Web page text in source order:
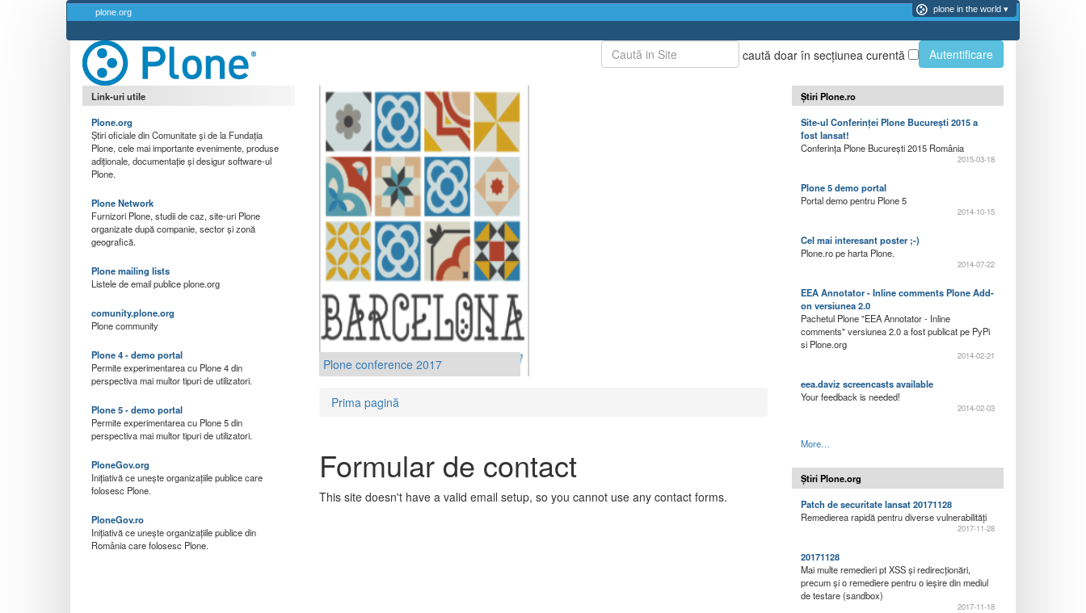
plone.org plone in the world
Autentificare
caută doar în secţiunea curentă
Link-uri utile
Plone.org
Știri oficiale din Comunitate și de la Fundația
Plone, cele mai importante evenimente, produse
adiționale, documentație și desigur software-ul
Plone.
Plone Network
Furnizori Plone, studii de caz, site-uri Plone
organizate după companie, sector și zonă
geografică.
Plone mailing lists
Listele de email publice plone.org
comunity.plone.org
Plone community
Plone 4 - demo portal
Permite experimentarea cu Plone 4 din
perspectiva mai multor tipuri de utilizatori.
Plone 5 - demo portal
Permite experimentarea cu Plone 5 din
perspectiva mai multor tipuri de utilizatori.
PloneGov.org
Inițiativă ce unește organizațiile publice care
folosesc Plone.
PloneGov.ro
Inițiativă ce unește organizațiile publice din
România care folosesc Plone.
Plone conference 2017
Prima pagină
Formular de contact
This site doesn't have a valid email setup, so you cannot use any contact forms.
Știri Plone.ro
Site-ul Conferinței Plone București 2015 a
fost lansat!
Conferința Plone București 2015 România
2015-03-18
Plone 5 demo portal
Portal demo pentru Plone 5
2014-10-15
Cel mai interesant poster ;-)
Plone.ro pe harta Plone.
2014-07-22
EEA Annotator - Inline comments Plone Add-
on versiunea 2.0
Pachetul Plone "EEA Annotator - Inline
comments" versiunea 2.0 a fost publicat pe PyPi
si Plone.org
2014-02-21
eea.daviz screencasts available
Your feedback is needed!
2014-02-03
More…
Știri Plone.org
Patch de securitate lansat 20171128
Remedierea rapidă pentru diverse vulnerabilități
2017-11-28
20171128
Mai multe remedieri pt XSS și redirecționări,
precum și o remediere pentru o ieșire din mediul
de testare (sandbox)
2017-11-18